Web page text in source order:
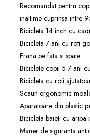
Recomandat pentru
inaltime cuprinsa intre
Bicicleta 14 inch cu
Bicicleta 7 ani cu roti
Frana pe fata si spate.
Biciclete copii 5-7 ani
Bicicleta cu roti
Scaun ergonomic
Aparatoare din plastic
Bicicleta baieti cu aripa
Maner de siguranta